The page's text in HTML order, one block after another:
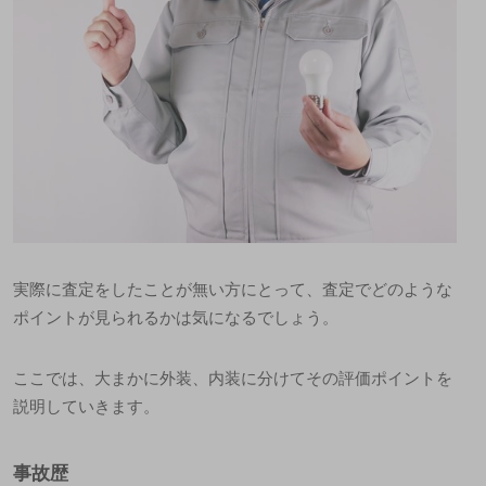
実際に査定をしたことが無い方にとって、査定でどのような
ポイントが見られるかは気になるでしょう。
ここでは、大まかに外装、内装に分けてその評価ポイントを
説明していきます。
事故歴